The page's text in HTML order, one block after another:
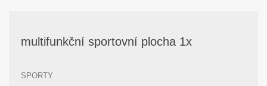
multifunkční sportovní plocha 1x
SPORTY